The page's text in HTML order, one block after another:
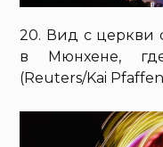
20. Вид с церкви
в Мюнхене, где
(Reuters/Kai